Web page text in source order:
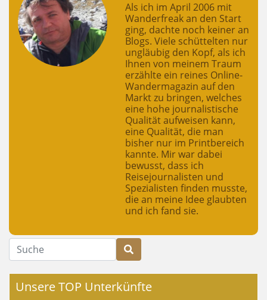
Als ich im April 2006 mit
Wanderfreak an den Start
ging, dachte noch keiner an
Blogs. Viele schüttelten nur
ungläubig den Kopf, als ich
Ihnen von meinem Traum
erzählte ein reines Online-
Wandermagazin auf den
Markt zu bringen, welches
eine hohe journalistische
Qualität aufweisen kann,
eine Qualität, die man
bisher nur im Printbereich
kannte. Mir war dabei
bewusst, dass ich
Reisejournalisten und
Spezialisten finden musste,
die an meine Idee glaubten
und ich fand sie.
Suche
Unsere TOP Unterkünfte